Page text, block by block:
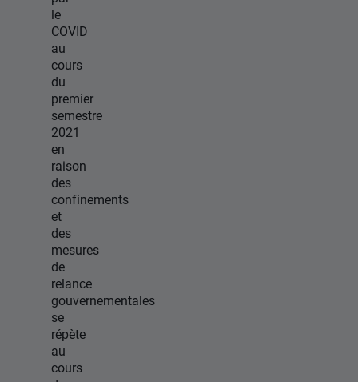
le
COVID
au
cours
du
premier
semestre
2021
en
raison
des
confinements
et
des
mesures
de
relance
gouvernementales
se
répète
au
cours